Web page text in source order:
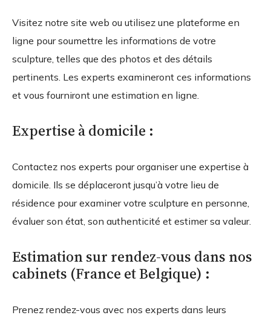
Visitez notre site web ou utilisez une plateforme en
ligne pour soumettre les informations de votre
sculpture, telles que des photos et des détails
pertinents. Les experts examineront ces informations
et vous fourniront une estimation en ligne.
Expertise à domicile :
Contactez nos experts pour organiser une expertise à
domicile. Ils se déplaceront jusqu’à votre lieu de
résidence pour examiner votre sculpture en personne,
évaluer son état, son authenticité et estimer sa valeur.
Estimation sur rendez-vous dans nos
cabinets (France et Belgique) :
Prenez rendez-vous avec nos experts dans leurs